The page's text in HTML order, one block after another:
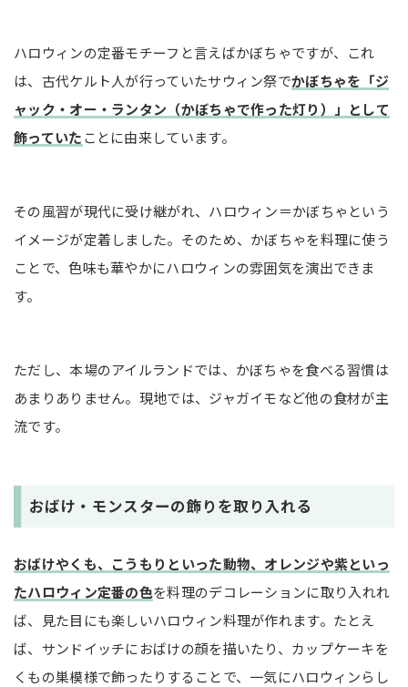
ハロウィンの定番モチーフと言えばかぼちゃですが、これ
は、古代ケルト人が行っていたサウィン祭でかぼちゃを「ジ
ャック・オー・ランタン（かぼちゃで作った灯り）」として
飾っていたことに由来しています。
その風習が現代に受け継がれ、ハロウィン＝かぼちゃという
イメージが定着しました。そのため、かぼちゃを料理に使う
ことで、色味も華やかにハロウィンの雰囲気を演出できま
す。
ただし、本場のアイルランドでは、かぼちゃを食べる習慣は
あまりありません。現地では、ジャガイモなど他の食材が主
流です。
おばけ・モンスターの飾りを取り入れる
おばけやくも、こうもりといった動物、オレンジや紫といっ
たハロウィン定番の色を料理のデコレーションに取り入れれ
ば、見た目にも楽しいハロウィン料理が作れます。たとえ
ば、サンドイッチにおばけの顔を描いたり、カップケーキを
くもの巣模様で飾ったりすることで、一気にハロウィンらし